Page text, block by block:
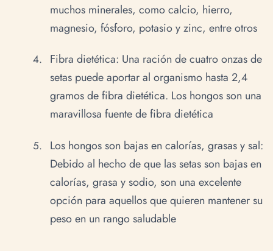
muchos minerales, como calcio, hierro,
magnesio, fósforo, potasio y zinc, entre otros
Fibra dietética: Una ración de cuatro onzas de
setas puede aportar al organismo hasta 2,4
gramos de fibra dietética. Los hongos son una
maravillosa fuente de fibra dietética
Los hongos son bajas en calorías, grasas y sal:
Debido al hecho de que las setas son bajas en
calorías, grasa y sodio, son una excelente
opción para aquellos que quieren mantener su
peso en un rango saludable